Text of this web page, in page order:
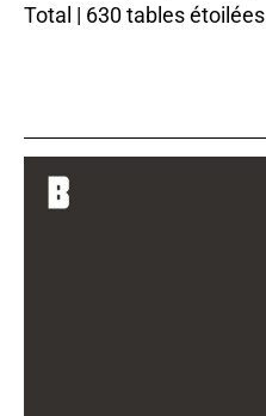
Total | 630 tables étoilées